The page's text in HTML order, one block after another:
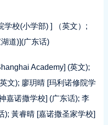
学校(小学部) ] （英文）;
道)](广东话)
Academy] (英文);
文); 廖玥晴 [玛利诺修院学
嘉诺撒学校] (广东话); 李
); 黃睿晴 [嘉诺撒圣家学校]